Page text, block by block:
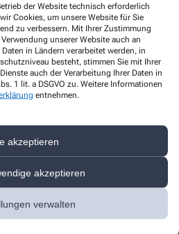
der Website technisch erforderlich
Cookies, um unsere Website für Sie
zu verbessern. Mit Ihrer Zustimmung
unserer Website auch an
in Ländern verarbeitet werden, in
besteht, stimmen Sie mit Ihrer
auch der Verarbeitung Ihrer Daten in
1 lit. a DSGVO zu. Weitere Informationen
entnehmen.
akzeptieren
akzeptieren
verwalten
zuHello world!